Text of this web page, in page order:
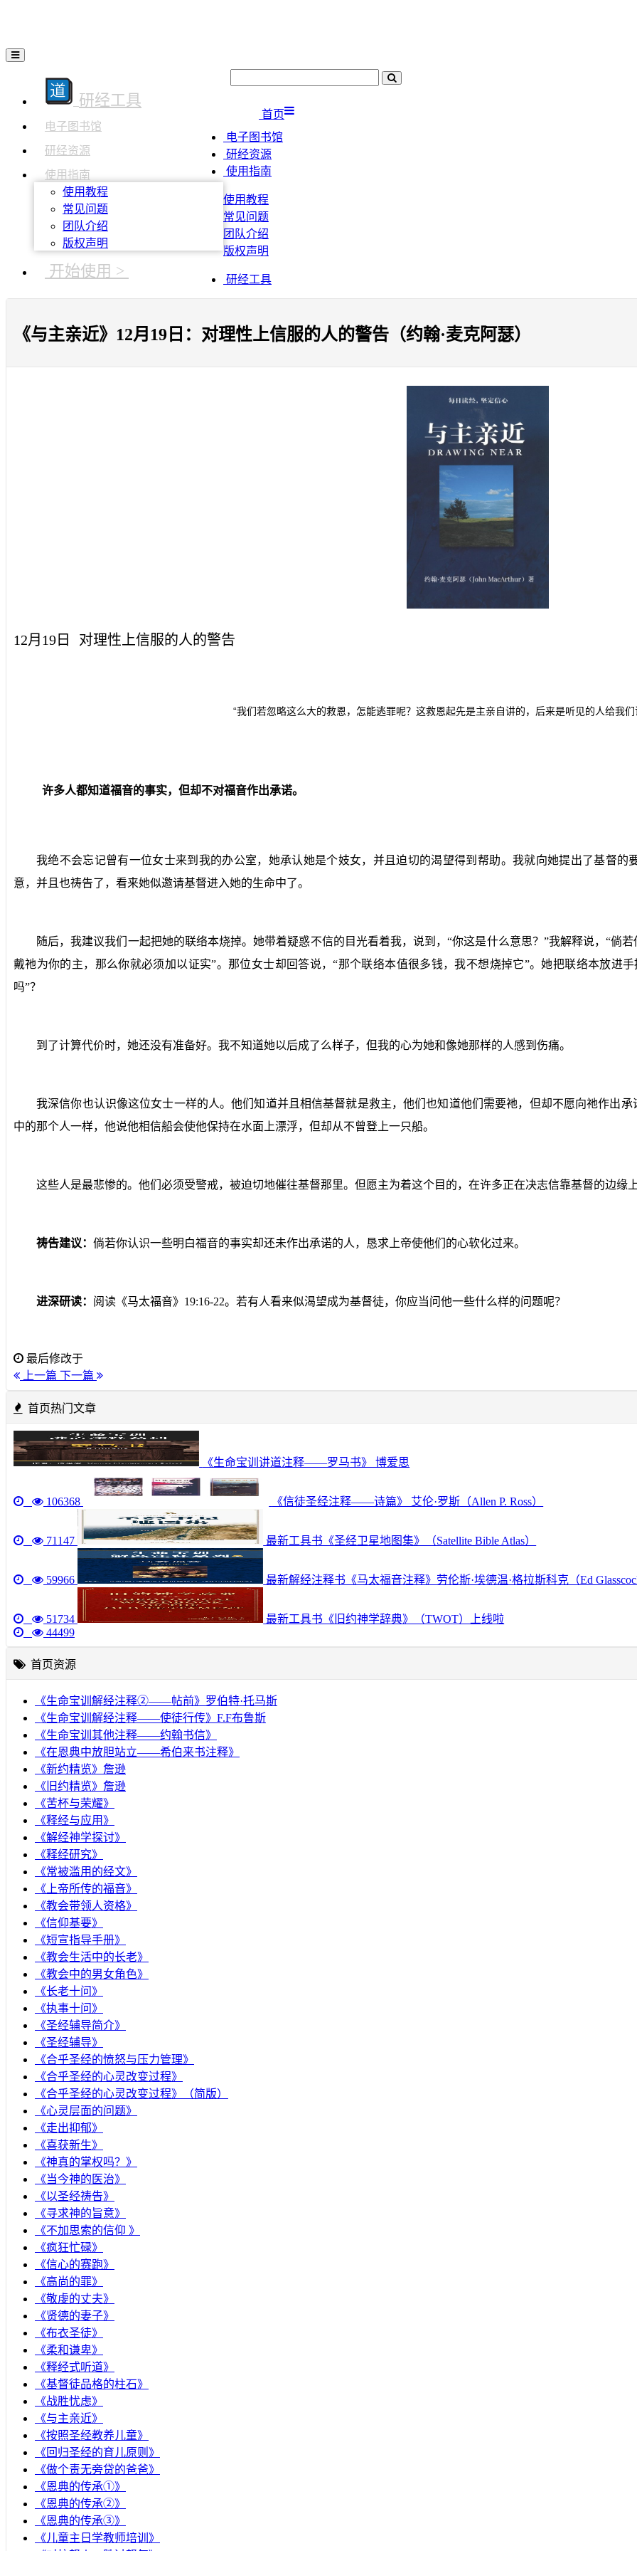
研经工具
电子图书馆
研经资源
使用指南
使用教程
常见问题
团队介绍
版权声明
开始使用 >
首页
电子图书馆
研经资源
使用指南
使用教程
常见问题
团队介绍
版权声明
研经工具
《与主亲近》12月19日：对理性上信服的人的警告（约翰·麦克阿瑟）
12月19日 对理性上信服的人的警告
“我们若忽略这么大的救恩，怎能逃罪呢？这救恩起先是主亲自讲的，后来是听见的人给我们
许多人都知道福音的事实，但却不对福音作出承诺。
我绝不会忘记曾有一位女士来到我的办公室，她承认她是个妓女，并且迫切的渴望得到帮助。我就向她提出了基督
意，并且也祷告了，看来她似邀请基督进入她的生命中了。
随后，我建议我们一起把她的联络本烧掉。她带着疑惑不信的目光看着我，说到，“你这是什么意思？”我解释说，“倘
戴祂为你的主，那么你就必须加以证实”。那位女士却回答说，“那个联络本值很多钱，我不想烧掉它”。她把联络本放进
吗”？
到了计算代价时，她还没有准备好。我不知道她以后成了么样子，但我的心为她和像她那样的人感到伤痛。
我深信你也认识像这位女士一样的人。他们知道并且相信基督就是救主，他们也知道他们需要祂，但却不愿向祂作出
中的那个人一样，他说他相信船会使他保持在水面上漂浮，但却从不曾登上一只船。
这些人是最悲惨的。他们必须受警戒，被迫切地催往基督那里。但愿主为着这个目的，在许多正在决志信靠基督的边缘
祷告建议：倘若你认识一些明白福音的事实却还未作出承诺的人，恳求上帝使他们的心软化过来。
进深研读： 阅读《马太福音》 19:16-22。若有人看来似渴望成为基督徒，你应当问他一些什么样的问题呢？
最后修改于
上一篇 下一篇
首页热门文章
《生命宝训讲道注释——罗马书》 博爱思
106368 《信徒圣经注释——诗篇》 艾伦·罗斯（Allen P. Ross）
71147 最新工具书《圣经卫星地图集》（Satellite Bible Atlas）
59966 最新解经注释书《马太福音注释》劳伦斯·埃德温·格拉斯科克（Ed
51734
最新工具书《旧约神学辞典》（TWOT）上线啦
44499
首页资源
《生命宝训解经注释②——帖前》罗伯特·托马斯
《生命宝训解经注释——使徒行传》F.F布鲁斯
《生命宝训其他注释——约翰书信》
《在恩典中放胆站立——希伯来书注释》
《新约精览》詹逊
《旧约精览》詹逊
《苦杯与荣耀》
《释经与应用》
《解经神学探讨》
《释经研究》
《常被滥用的经文》
《上帝所传的福音》
《教会带领人资格》
《信仰基要》
《短宣指导手册》
《教会生活中的长老》
《教会中的男女角色》
《长老十问》
《执事十问》
《圣经辅导简介》
《圣经辅导》
​《合乎圣经的愤怒与压力管理》
《合乎圣经的心灵改变过程》
《合乎圣经的心灵改变过程》（简版）
《心灵层面的问题》
《走出抑郁》
《喜获新生》
《神真的掌权吗？》
《当今神的医治》
《以圣经祷告》
《寻求神的旨意》
《不加思索的信仰 》
《疯狂忙碌》
《信心的赛跑》
《高尚的罪》
《敬虔的丈夫》
《贤德的妻子》
《布衣圣徒》
《柔和谦卑》
《释经式听道》
《基督徒品格的柱石》
《战胜忧虑》
《与主亲近》
《按照圣经教养儿童》
《回归圣经的育儿原则》
《做个责无旁贷的爸爸》
《恩典的传承①》
《恩典的传承②》
《恩典的传承③》
《儿童主日学教师培训》